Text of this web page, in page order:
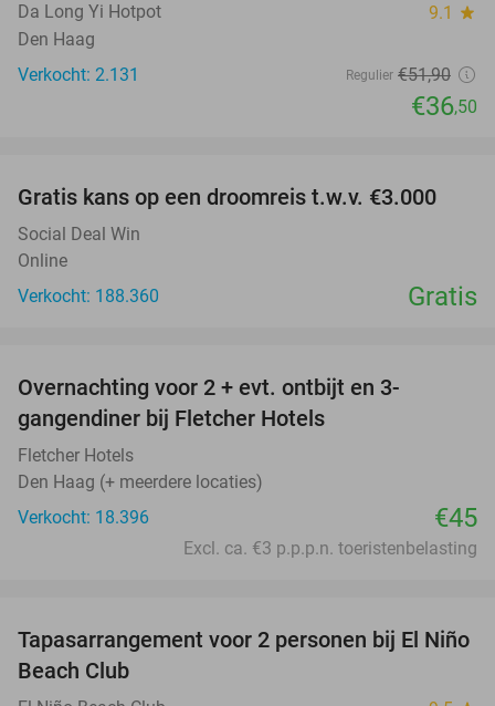
Da Long Yi Hotpot 9.1 star
Den Haag
Verkocht: 2.131
Regulier €51,90
€36,50
Gratis kans op een droomreis t.w.v. €3.000
Social Deal Win
Online
Verkocht: 188.360
Gratis
Overnachting voor 2 + evt. ontbijt en 3-
gangendiner bij Fletcher Hotels
Fletcher Hotels
Den Haag (+ meerdere locaties)
Verkocht: 18.396
€45
Excl. ca. €3 p.p.p.n. toeristenbelasting
51%
Tapasarrangement voor 2 personen bij El Niño
Beach Club